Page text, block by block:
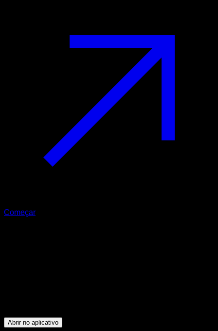
Começar
Abrir no aplicativo